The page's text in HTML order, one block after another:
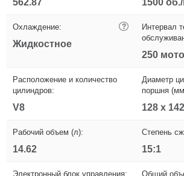
Охлаждение: ?
Жидкостное
Интервал
250
Расположение и количество
цилиндров:
V8
Диаметр
поршня
128 x 142
Рабочий объем (л):
14.62
Степень
15:1
Электронный блок управления: Общий